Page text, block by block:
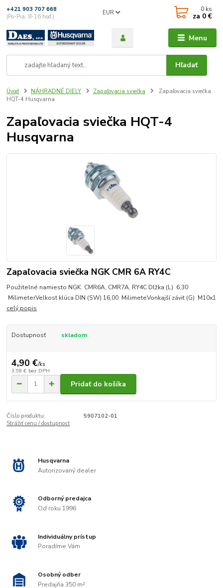
Menu
EUR
Hľadať
+421 903 707 668
(Po-Pia, 8-16 hod.)
0 ks
za 0 €
Úvod NÁHRADNÉ DIELY Zapaľovacia sviečka
Zapaľovacia sviečka
HQT-4 Husqvarna
Zapaľovacia sviečka HQT-4
Husqvarna
Zapaľovacia sviečka NGK CMR 6A RY4C
Použitelné namiesto NGK: CMR6A, CMR7A, RY4C Dlžka (L) 6,30
MilimeterVelkost klúca DIN (SW) 16,00 MilimeteVonkajší závit (G) M10x1
celý popis
Dostupnosť skladom
4,90 €/ks
3,98 € bez DPH
Pridať do košíka
Číslo produktu:
5907102-01
Strážiť cenu / dostupnosť
Husqvarna
Autorizovaný dealer
Odborný predajca
Od roku 1996
Individuálny prístup
Poradíme Vám
Osobný odber
Predajňa 350 m²